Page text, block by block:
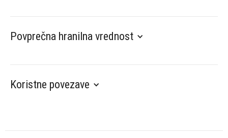
Povprečna hranilna vrednost
Koristne povezave